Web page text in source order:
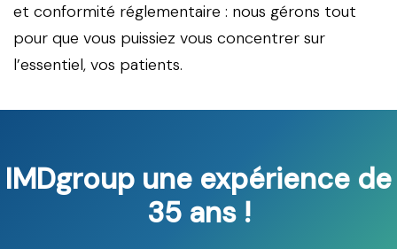
et conformité réglementaire : nous gérons tout
pour que vous puissiez vous concentrer sur
l’essentiel, vos patients.
IMDgroup une expérience de
35 ans !